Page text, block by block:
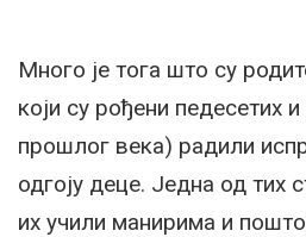
Много је тога што су
који су рођени педесетих
прошлог века) радили
одгоју деце. Једна од тих
их учили манирима и